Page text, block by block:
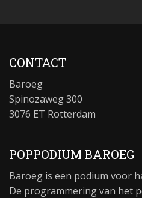
CONTACT
Baroeg
Spinozaweg 300
3076 ET Rotterdam
POPPODIUM BAROEG
Baroeg is een podium voor
De programmering van het